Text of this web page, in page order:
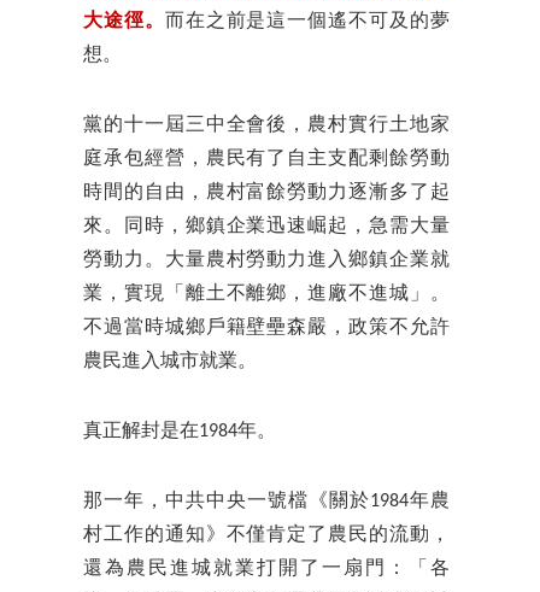
大途徑。 而在之前是這一個遙不可及的夢
想。
黨的十一屆三中全會後，農村實行土地家
庭承包經營，農民有了自主支配剩餘勞動
時間的自由，農村富餘勞動力逐漸多了起
來。同時，鄉鎮企業迅速崛起，急需大量
勞動力。大量農村勞動力進入鄉鎮企業就
業，實現「離土不離鄉，進廠不進城」。
不過當時城鄉戶籍壁壘森嚴，政策不允許
農民進入城市就業。
真正解封是在1984年。
那一年，中共中央一號檔《關於1984年農
村工作的通知》不僅肯定了農民的流動，
還為農民進城就業打開了一扇門：「各